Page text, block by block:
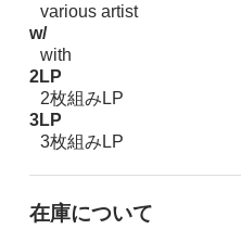
various artist
w/
with
2LP
2枚組みLP
3LP
3枚組みLP
在庫について